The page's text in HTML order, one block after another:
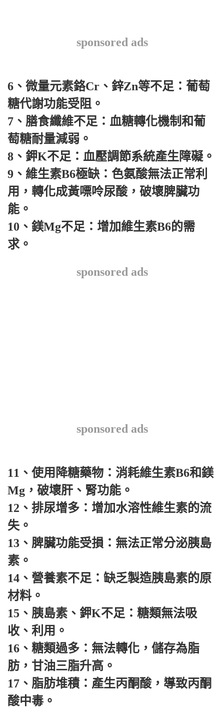
sponsored ads
6、微量元素鉻Cr、鋅Zn等不足：葡萄
糖代謝功能受阻。
7、膳食纖維不足：血糖轉化機制和葡
萄糖耐量減弱。
8、鉀K不足：血壓調節系統產生障礙。
9、維生素B6極缺：色氨酸無法正常利
用，轉化成黃嘌呤尿酸，破壞脾臟功
能。
10、鎂Mg不足：增加維生素B6的需
求。
sponsored ads
sponsored ads
11、使用降糖藥物：消耗維生素B6和鎂
Mg，破壞肝、腎功能。
12、排尿增多：增加水溶性維生素的流
失。
13、脾臟功能受損：無法正常分泌胰島
素。
14、營養素不足：缺乏製造胰島素的原
材料。
15、胰島素、鉀K不足：糖類無法吸
收、利用。
16、糖類過多：無法轉化，儲存為脂
肪，甘油三脂升高。
17、脂肪堆積：產生丙酮酸，導致丙酮
酸中毒。